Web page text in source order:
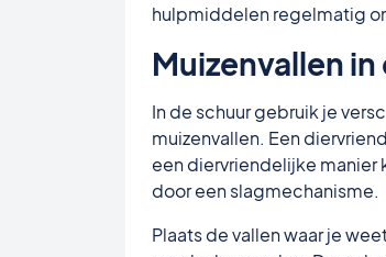
hulpmiddelen regelmatig
Muizenvallen
In de schuur gebruik je
muizenvallen. Een
een diervriendelijke manier
door een slagmechanisme.
Plaats de vallen waar je